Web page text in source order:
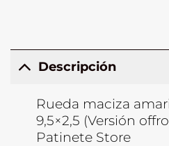
Descripción
Rueda maciza
9,5×2,5 (Versión
Patinete Store